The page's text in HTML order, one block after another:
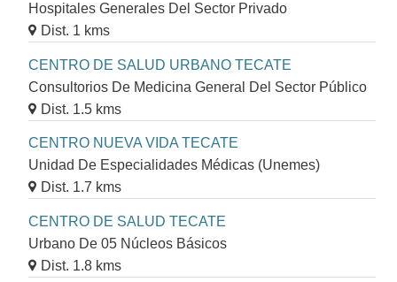
Hospitales Generales Del Sector Privado
Dist. 1 kms
CENTRO DE SALUD URBANO TECATE
Consultorios De Medicina General Del Sector Público
Dist. 1.5 kms
CENTRO NUEVA VIDA TECATE
Unidad De Especialidades Médicas (Unemes)
Dist. 1.7 kms
CENTRO DE SALUD TECATE
Urbano De 05 Núcleos Básicos
Dist. 1.8 kms